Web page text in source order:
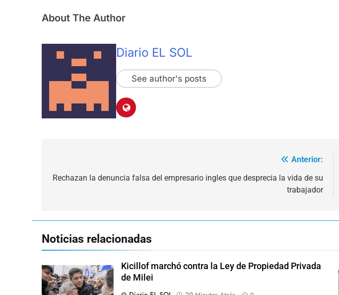
About The Author
Diario EL SOL
See author's posts
de
Anterior:
Rechazan la denuncia falsa del empresario ingles que desprecia la vida de su
trabajador
Noticias relacionadas
Kicillof marchó contra la Ley de Propiedad Privada
de Milei